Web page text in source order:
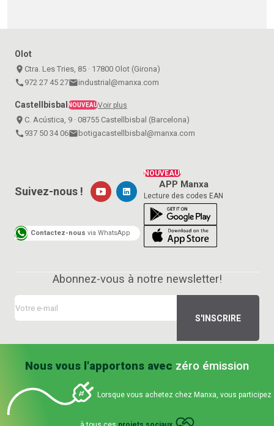
Olot
place Ctra. Les Tries, 85 · 17800 Olot (Girona)
call 972 27 45 27emailindustrial@manxa.com
Castellbisbal NOUVEAUVoir plus
place C. Acústica, 9 · 08755 Castellbisbal (Barcelona)
call 937 50 34 06email botigacastellbisbal@manxa.com
NOUVEAU!
APP Manxa
Lecture des codes EAN
Suivez-nous !
Contactez-nous via WhatsApp
Abonnez-vous à notre newsletter!
Nous vous l'apportons avec zéro émission
Lorsque vous achetez chez Manxa, vous participez